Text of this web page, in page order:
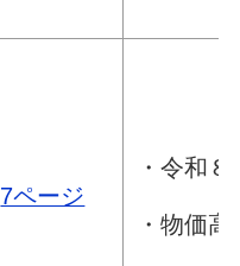
7ページ
・令和
・物価